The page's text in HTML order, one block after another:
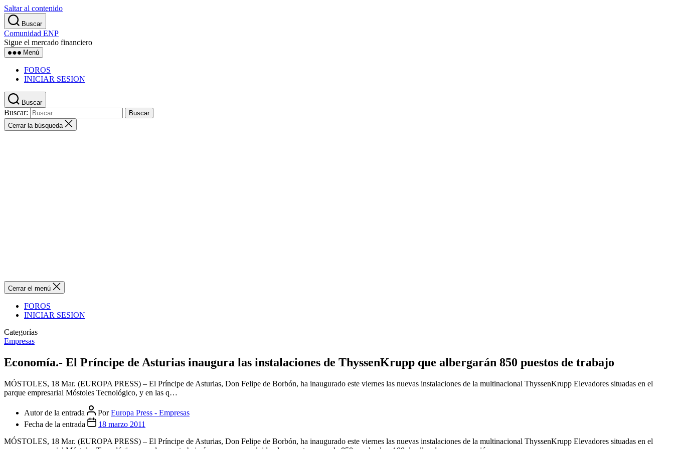
Saltar al contenido
Buscar
Comunidad ENP
Sigue el mercado financiero
Menú
FOROS
INICIAR SESION
Buscar
Buscar:
Cerrar la búsqueda
Cerrar el menú
FOROS
INICIAR SESION
Categorías
Empresas
Economía.- El Príncipe de Asturias inaugura las instalaciones de ThyssenKrupp que albergarán 850 puestos de trabajo
MÓSTOLES, 18 Mar. (EUROPA PRESS) – El Príncipe de Asturias, Don Felipe de Borbón, ha inaugurado este viernes las nuevas instalaciones de la multinacional ThyssenKrupp Elevadores situadas en el
parque empresarial Móstoles Tecnológico, y en las q…
Autor de la entrada PorEuropa Press - Empresas
Fecha de la entrada
18 marzo 2011
MÓSTOLES, 18 Mar. (EUROPA PRESS) – El Príncipe de Asturias, Don Felipe de Borbón, ha inaugurado este viernes las nuevas instalaciones de la multinacional ThyssenKrupp Elevadores situadas en el